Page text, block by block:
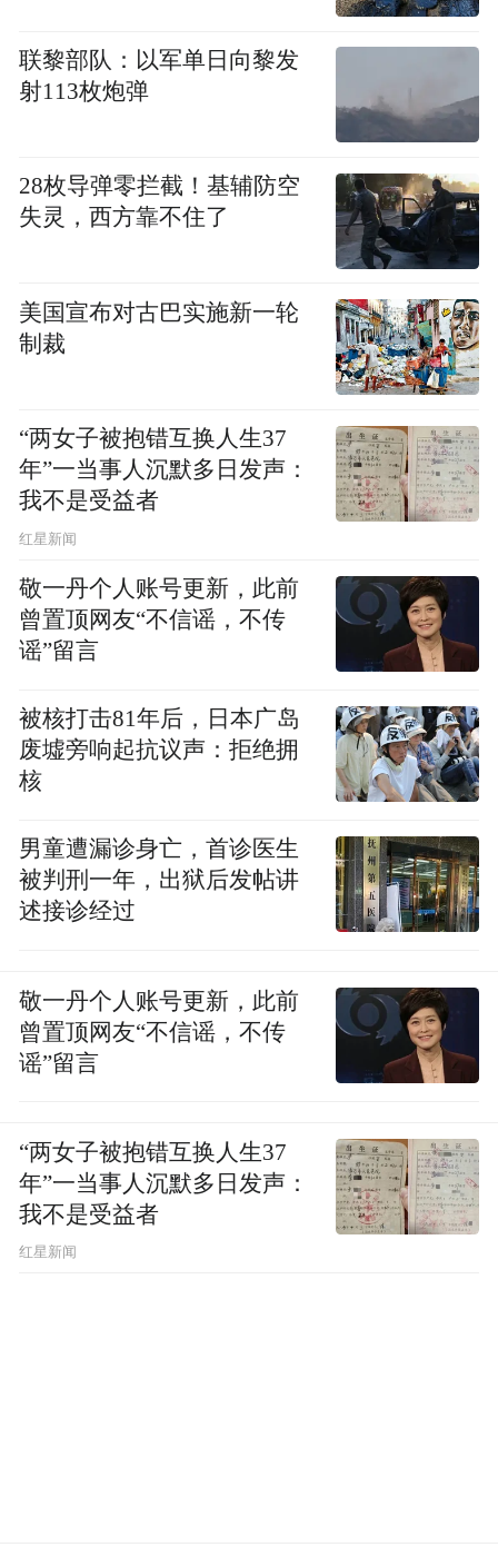
达利园软面包（图源：达利食品集团有限公司官
据了解，“达利园”是达利食品集团有限公司
的主品牌。记者就此事联系达利园官方客
服，工作人员表示，将情况反馈后会有工作
暂不清楚，“这种情况不应该出现的”，消费
者可以联系售后沟通后续赔付事宜。
对此，知名律师河南泽槿律师事务所主任付
建认为，《中华人民共和国消费者权益保护
法》规定：消费者享有公平交易的权利，有
包软面包，消费者没有得到与支付价款相符
的商品，损害了消费者公平交易权。同时，
经营者提供商品或者服务有欺诈行为的，应
失，增加赔偿的金额为消费者购买商品的价
款或者接受服务的费用的三倍；增加赔偿的
金额不足五百元的，为五百元。但是一般情
况下消费者收到空包并非厂家故意欺诈，可
联黎部队：以军单日向黎发
射113枚炮弹
28枚导弹零拦截！基辅防空
失灵，西方靠不住了
美国宣布对古巴实施新一轮
制裁
“两女子被抱错互换人生37
年”一当事人沉默多日发声：
我不是受益者
红星新闻
敬一丹个人账号更新，此前
曾置顶网友“不信谣，不传
谣”留言
被核打击81年后，日本广岛
废墟旁响起抗议声：拒绝拥
核
男童遭漏诊身亡，首诊医生
被判刑一年，出狱后发帖讲
述接诊经过
敬一丹个人账号更新，此前
曾置顶网友“不信谣，不传
谣”留言
“两女子被抱错互换人生37
年”一当事人沉默多日发声：
我不是受益者
红星新闻